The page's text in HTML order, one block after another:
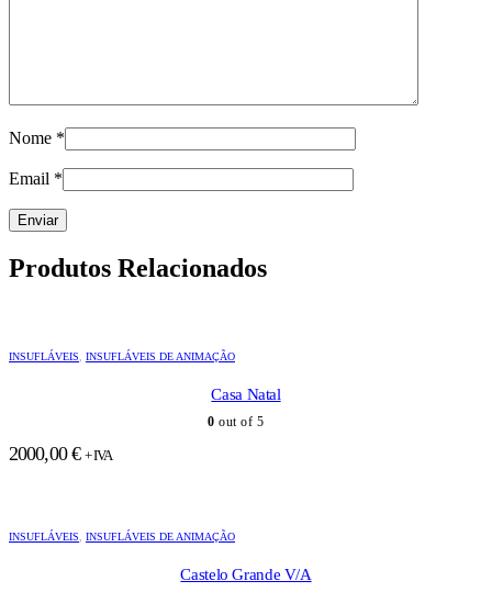
Nome *
Email *
Produtos Relacionados
INSUFLÁVEIS INSUFLÁVEIS DE ANIMAÇÃO
Casa Natal
0 out of 5
2000,00€ + IVA
INSUFLÁVEIS INSUFLÁVEIS DE ANIMAÇÃO
Castelo Grande V/A